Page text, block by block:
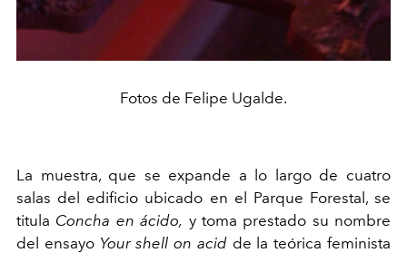
Fotos de Felipe Ugalde.
La muestra, que se expande a lo largo de cuatro
salas del edificio ubicado en el Parque Forestal, se
titula Concha en ácido, y toma prestado su nombre
del ensayo Your shell on acid de la teórica feminista